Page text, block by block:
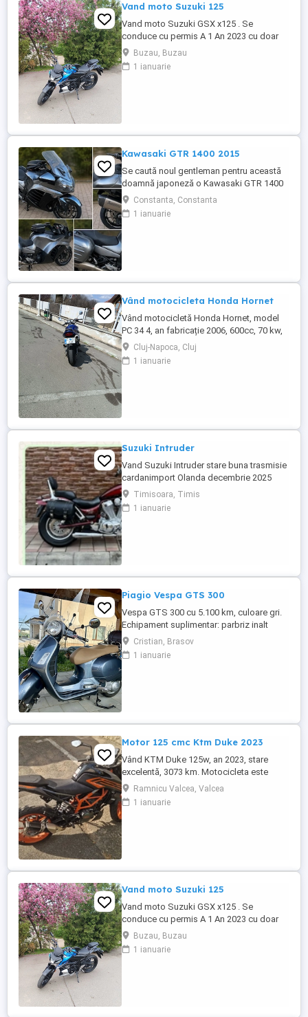
Vand moto Suzuki 125
Vand moto Suzuki GSX x125 . Se
conduce cu permis A 1 An 2023 cu doar
5000km Stare impecabila , fara cazaturi
ITP valabil pana in noiembrie 2027 Revizii
si schimb de ulei in service autorizat
Buzau, Buzau
1 ianuarie
Kawasaki GTR 1400 2015
Se caută noul gentleman pentru această
doamnă japoneză o Kawasaki GTR 1400
care încă întoarce priviri și iubește
kilometrii. A fost răsfățată, întreținută la
timp și tratată cu respect. O dau doar
Constanta, Constanta
1 ianuarie
Vând motocicleta Honda Hornet
Vând motocicletă Honda Hornet, model
PC 34 4, an fabricație 2006, 600cc, 70 kw,
98 cp, inspecție tehnică valabilă până în
august 2027 . Preț 1900 euro
Cluj-Napoca, Cluj
1 ianuarie
Suzuki Intruder
Vand Suzuki Intruder stare buna trasmisie
cardanimport Olanda decembrie 2025
inmatriculat RO IN FEBRUARIE Nu raspund
la mesaje.Schimb cu ATV plus sau minus
diferenta
Timisoara, Timis
1 ianuarie
Piagio Vespa GTS 300
Vespa GTS 300 cu 5.100 km, culoare gri.
Echipament suplimentar: parbriz inalt
Faco (montat 2026), geanta portbagaj
Classic; prelungitor scarite pasager;
suspensie fata Bitubo si frane fata spate
Cristian, Brasov
1 ianuarie
Motor 125 cmc Ktm Duke 2023
Vând KTM Duke 125w, an 2023, stare
excelentă, 3073 km. Motocicleta este
ideală pentru începători sau pentru oraș.
Fără daune, lovituri!
Ramnicu Valcea, Valcea
1 ianuarie
Vand moto Suzuki 125
Vand moto Suzuki GSX x125 . Se
conduce cu permis A 1 An 2023 cu doar
5000km Stare impecabila , fara cazaturi
ITP valabil pana in noiembrie 2027 Revizii
si schimb de ulei in service autorizat
Buzau, Buzau
1 ianuarie